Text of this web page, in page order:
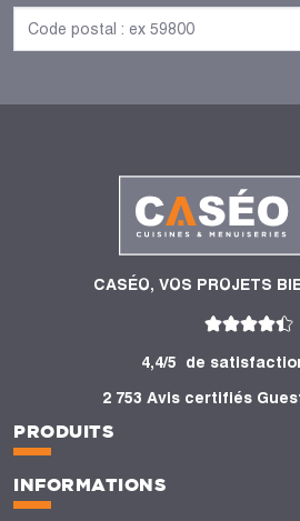
CASÉO, VOS PROJETS
4,4/5
de
2 753 Avis certifiés
PRODUITS
INFORMATIONS